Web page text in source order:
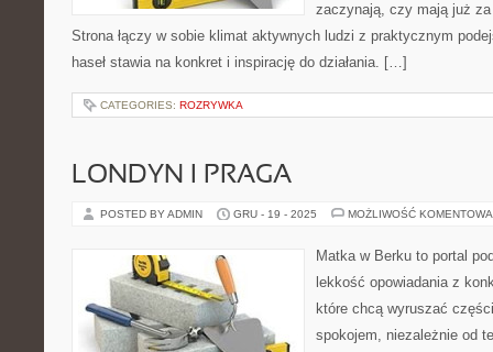
zaczynają, czy mają już
Strona łączy w sobie klimat aktywnych ludzi z praktycznym
haseł stawia na konkret i inspirację do działania. […]
CATEGORIES: ROZRYWKA
LONDYN I PRAGA
POSTED BY ADMIN GRU - 19 - 2025 MOŻLIWOŚĆ
Matka w Berku to portal
lekkość opowiadania z
które chcą wyruszać
spokojem, niezależnie od